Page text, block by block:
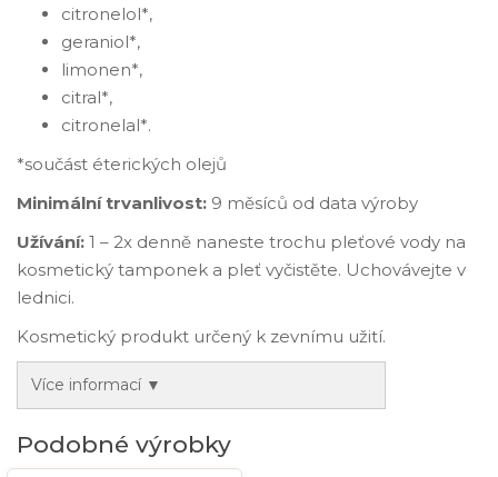
citronelol*,
geraniol*,
limonen*,
citral*,
citronelal*.
*součást éterických olejů
Minimální trvanlivost: 9 měsíců od data výroby
Užívání: 1 – 2x denně naneste trochu pleťové vody na
kosmetický tamponek a pleť vyčistěte. Uchovávejte v
lednici.
Kosmetický produkt určený k zevnímu užití.
Více informací ▼
Podobné výrobky